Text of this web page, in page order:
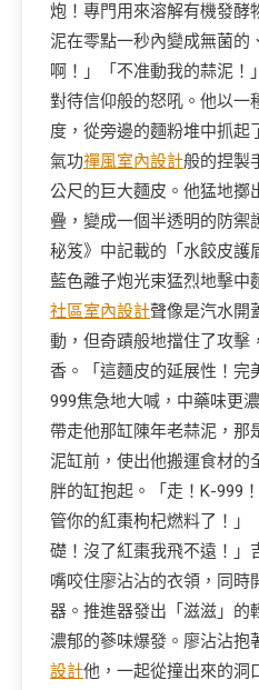
炮！專門用來溶解有機發酵
泥在零點一秒內變成無菌的
啊！」「不准動我的蒜泥！
對待信仰般的怒吼。他以一
度，從旁邊的麵粉堆中抓起
氣功禪風室內設計般的捏製
公尺的巨大麵皮。他猛地擲
疊，變成一個半透明的防禦
秘笈》中記載的「水餃皮護
藍色離子炮光束猛烈地擊中
社區室內設計聲像是汽水開
動，但奇蹟般地擋住了攻擊
香。「這麵皮的延展性！完
999焦急地大喊，中藥味更
帶走他那缸陳年老蒜泥，那
泥缸前，使出他搬運食材的
胖的缸抱起。「走！K-999
管你的紅棗枸杞燃料了！」
礎！沒了紅棗我飛不遠！」
嘴咬住廖沾沾的衣領，同時
器。推進器發出「滋滋」的
濃郁的蔘味爆發。廖沾沾抱
設計他，一起從撞出來的洞